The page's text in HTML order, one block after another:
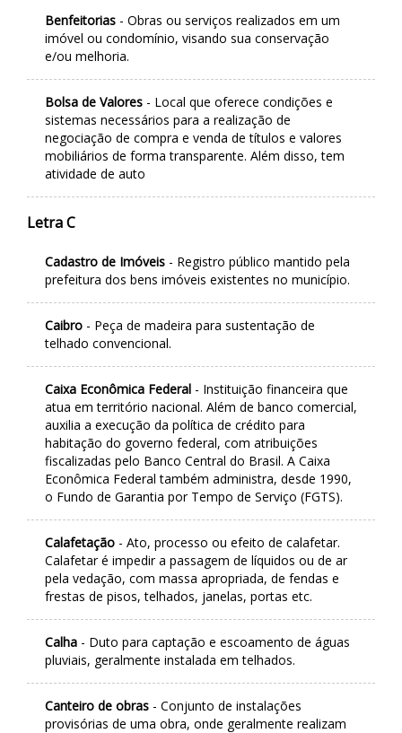
Benfeitorias - Obras ou serviços realizados em um
imóvel ou condomínio, visando sua conservação
e/ou melhoria.
Bolsa de Valores - Local que oferece condições e
sistemas necessários para a realização de
negociação de compra e venda de títulos e valores
mobiliários de forma transparente. Além disso, tem
atividade de auto
Letra C
Cadastro de Imóveis - Registro público mantido pela
prefeitura dos bens imóveis existentes no município.
Caibro - Peça de madeira para sustentação de
telhado convencional.
Caixa Econômica Federal - Instituição financeira que
atua em território nacional. Além de banco comercial,
auxilia a execução da política de crédito para
habitação do governo federal, com atribuições
fiscalizadas pelo Banco Central do Brasil. A Caixa
Econômica Federal também administra, desde 1990,
o Fundo de Garantia por Tempo de Serviço (FGTS).
Calafetação - Ato, processo ou efeito de calafetar.
Calafetar é impedir a passagem de líquidos ou de ar
pela vedação, com massa apropriada, de fendas e
frestas de pisos, telhados, janelas, portas etc.
Calha - Duto para captação e escoamento de águas
pluviais, geralmente instalada em telhados.
Canteiro de obras - Conjunto de instalações
provisórias de uma obra, onde geralmente realizam